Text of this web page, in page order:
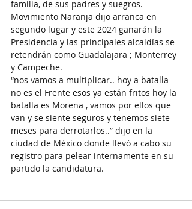
familia, de sus padres y suegros.
Movimiento Naranja dijo arranca en
segundo lugar y este 2024 ganarán la
Presidencia y las principales alcaldías se
retendrán como Guadalajara ; Monterrey
y Campeche.
“nos vamos a multiplicar.. hoy a batalla
no es el Frente esos ya están fritos hoy la
batalla es Morena , vamos por ellos que
van y se siente seguros y tenemos siete
meses para derrotarlos..” dijo en la
ciudad de México donde llevó a cabo su
registro para pelear internamente en su
partido la candidatura.